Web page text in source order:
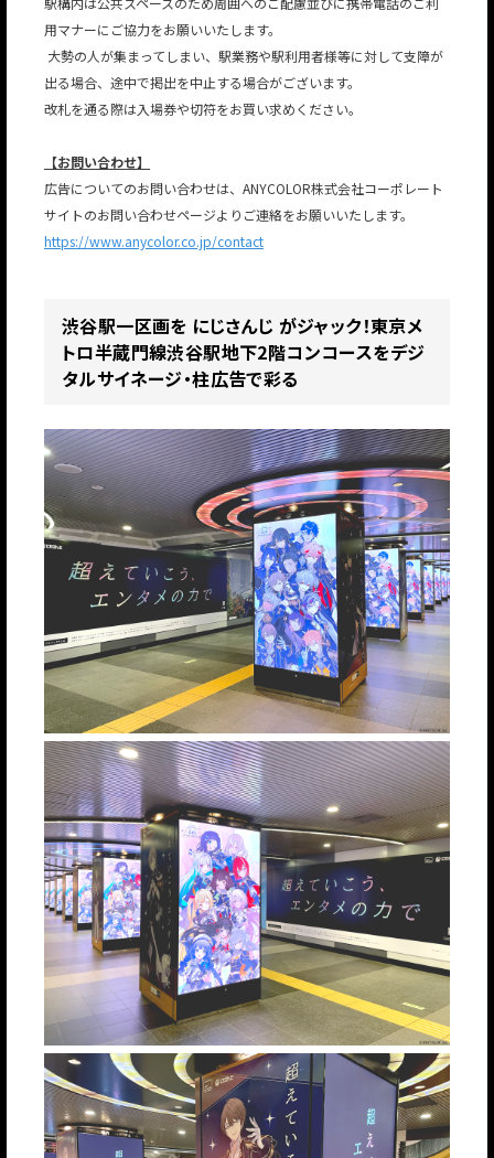
用マナーにご協力をお願いいたします。
大勢の人が集まってしまい、駅業務や駅利用者様等に対して支障が
出る場合、途中で掲出を中止する場合がございます。
改札を通る際は入場券や切符をお買い求めください。
【お問い合わせ】
広告についてのお問い合わせは、ANYCOLOR株式会社コーポレート
サイトのお問い合わせページよりご連絡をお願いいたします。
https://www.anycolor.co.jp/contact
渋谷駅一区画を にじさんじ がジャック！東京メ
トロ半蔵門線渋谷駅地下2階コンコースをデジ
タルサイネージ・柱広告で彩る